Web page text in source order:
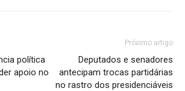
política
apoio no
Próximo artigo
Deputados e senadores
antecipam trocas partidárias
no rastro dos presidenciáveis